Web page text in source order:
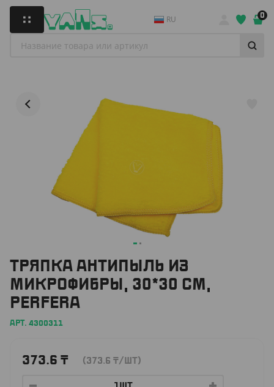
RU 0
ТРЯПКА АНТИПЫЛЬ ИЗ
МИКРОФИБРЫ, 30*30 СМ,
PERFERA
АРТ. 4300311
373.6 ₸ (373.6 ₸/ШТ)